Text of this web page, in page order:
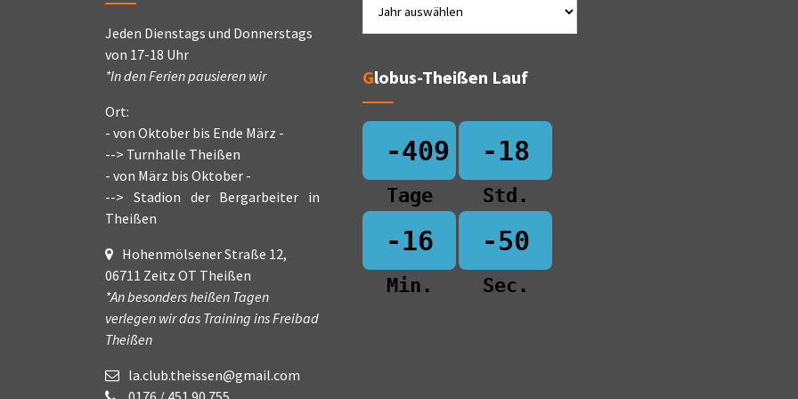
Jeden Dienstags und Donnerstags
von 17-18 Uhr
*In den Ferien pausieren wir
Ort:
- von Oktober bis Ende März -
--> Turnhalle Theißen
- von März bis Oktober -
--> Stadion der Bergarbeiter in
Theißen
Hohenmölsener Straße 12,
06711 Zeitz OT Theißen
*An besonders heißen Tagen
verlegen wir das Training ins Freibad
Theißen
la.club.theissen@gmail.com
Globus-Theißen Lauf
-409
Tage
-18
Std.
-16
Min.
-50
Sec.